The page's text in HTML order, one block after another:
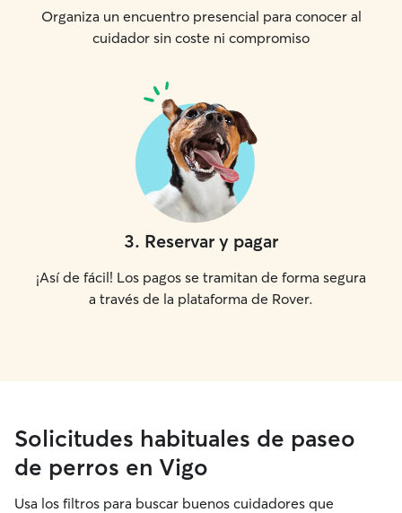
Organiza un encuentro presencial para conocer al
cuidador sin coste ni compromiso
3. Reservar y pagar
¡Así de fácil! Los pagos se tramitan de forma segura
a través de la plataforma de Rover.
Solicitudes habituales de paseo
de perros en Vigo
Usa los filtros para buscar buenos cuidadores que